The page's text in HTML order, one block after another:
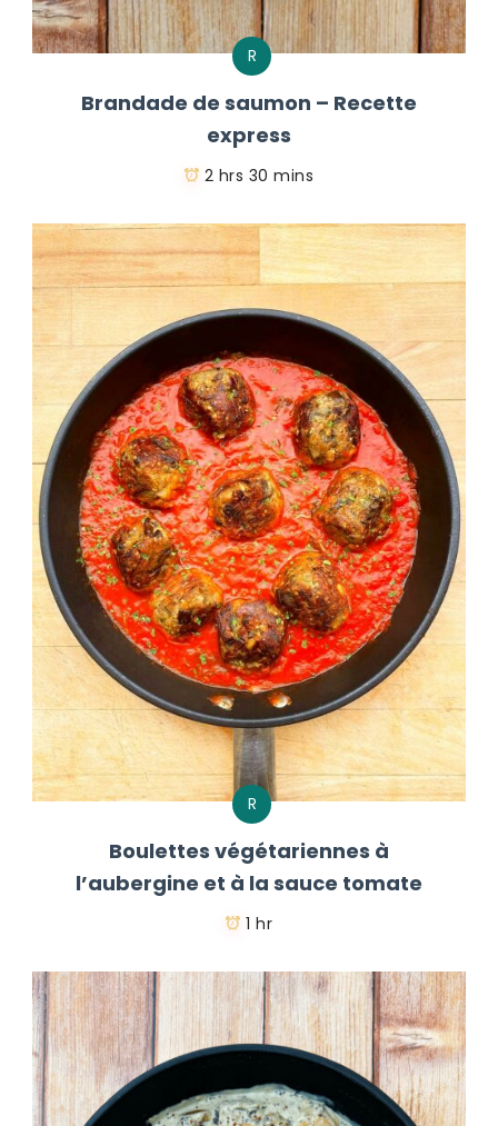
R
Brandade de saumon – Recette
express
2 hrs 30 mins
R
Boulettes végétariennes à
l’aubergine et à la sauce tomate
1 hr